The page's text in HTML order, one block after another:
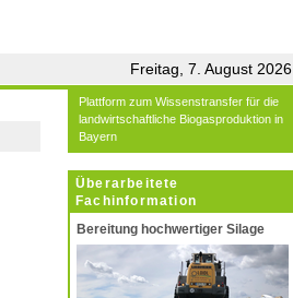
Freitag, 7. August 2026
Plattform zum Wissenstransfer für die
landwirtschaftliche Biogasproduktion in
Bayern
Überarbeitete
Fachinformation
Bereitung hochwertiger Silage